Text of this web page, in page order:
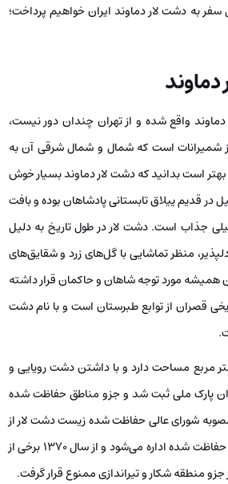
سفر به دشت لار دماوند ایران خواهیم پرداخت؛
واقع شده و از تهران چندان دور نیست،
است که شمال و شمال شرقی آن به
بهتر است بدانید که دشت لار دماوند بسیار خوش
قدیم ییلاق تابستانی پادشاهان بوده و بافت
جذاب است. دشت لار در طول تاریخ به دلیل
منظر تماشایی با گل‌های زرد و شقایق‌های
همیشه مورد توجه شاهان و حاکمان قرار داشته
قصران از توابع طبرستان است و با نام دشت
لار 73 هکتار و 500 متر مربع مساحت دارد و با داشتن دشت رویایی و
سال 1354 به عنوان پارک ملی ثبت شد و جزو مناطق حفاظت شده
شورای عالی حفاظت شده زیست دشت لار از
سال 1361 به عنوان منطقه حفاظت شده اداره می‌شود و از سال 1370 برخی از